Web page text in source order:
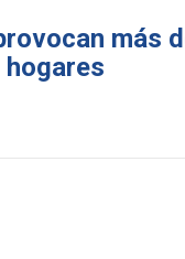
más
hogares